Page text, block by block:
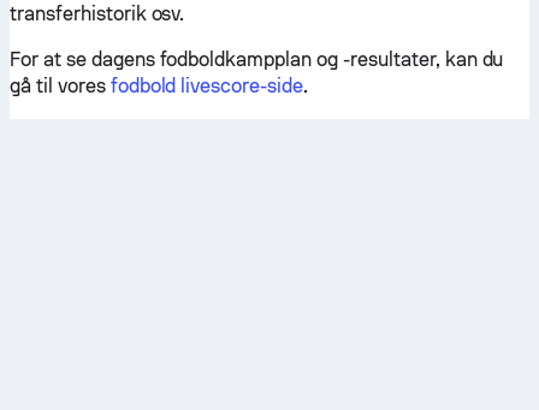
transferhistorik osv.
For at se dagens fodboldkampplan og -resultater, kan du
gå til vores fodbold livescore-side.